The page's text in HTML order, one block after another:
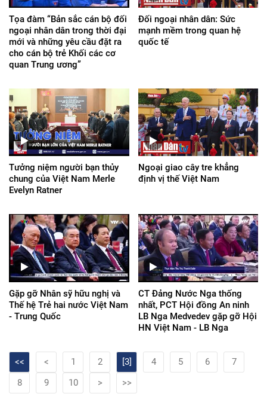
Tọa đàm “Bản sắc cán bộ đối
ngoại nhân dân trong thời đại
mới và những yêu cầu đặt ra
cho cán bộ trẻ Khối các cơ
quan Trung ương”
Đối ngoại nhân dân: Sức
mạnh mềm trong quan hệ
quốc tế
Tưởng niệm người bạn thủy
chung của Việt Nam Merle
Evelyn Ratner
Ngoại giao cây tre khẳng
định vị thế Việt Nam
Gặp gỡ Nhân sỹ hữu nghị và
Thế hệ Trẻ hai nước Việt Nam
- Trung Quốc
CT Đảng Nước Nga thống
nhất, PCT Hội đồng An ninh
LB Nga Medvedev gặp gỡ Hội
HN Việt Nam - LB Nga
<< < 1 2 [3] 4 5 6
7
8
9 10 > >>